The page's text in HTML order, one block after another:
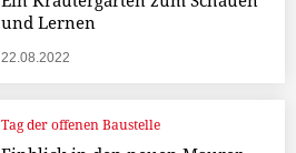
und Lernen
22.08.2022
Tag der offenen Baustelle